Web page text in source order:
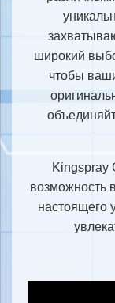
широкий
чтобы
Kingspray
возможность
настоящего